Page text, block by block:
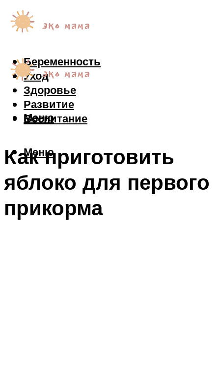
Беременность
Уход
Здоровье
Развитие
Воспитание
Меню
Меню
Как приготовить
яблоко для первого
прикорма